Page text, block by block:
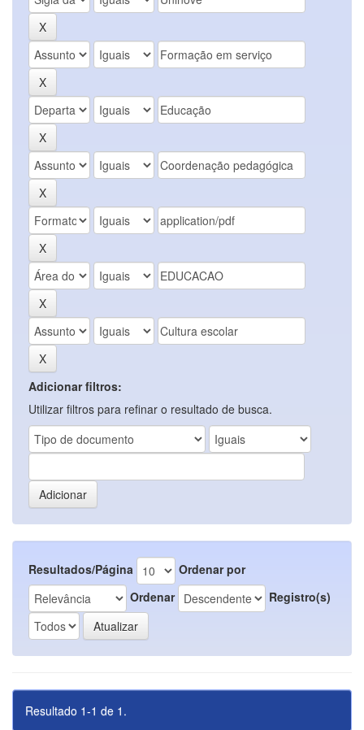
Adicionar filtros:
Utilizar filtros para refinar o resultado de busca.
Resultados/Página
Ordenar por
Ordenar
Registro(s)
Resultado 1-1 de 1.